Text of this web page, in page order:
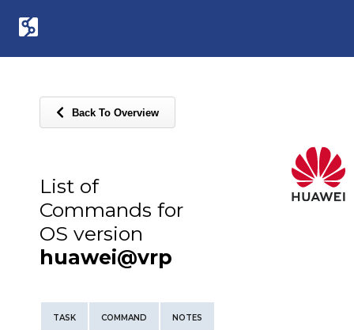
Back To Overview
List of
Commands for
OS version
huawei@vrp
TASK COMMAND NOTES